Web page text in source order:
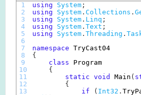
1
2
3
4
5
6
7
8
9
10
11
12
13
using System ;
using
System . Collections .
using
System . Linq ;
using
System . Text ;
using
System . Threading .
namespace TryCast04
{
class
Program
{
static void Main (
{
if
( Int32 .